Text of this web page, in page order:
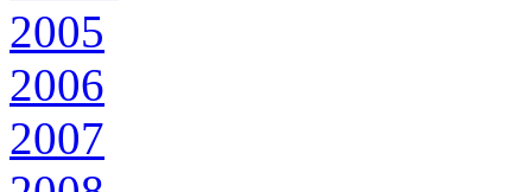
2005
2006
2007